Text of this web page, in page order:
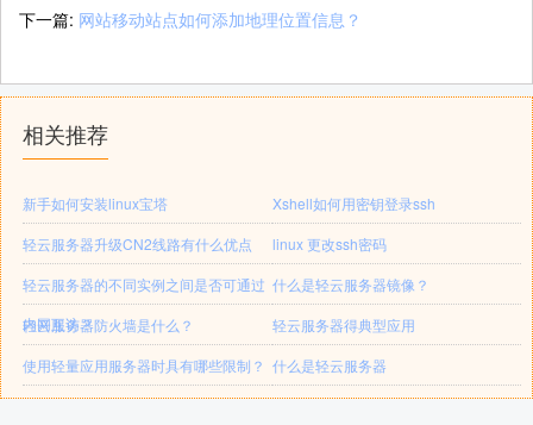
下一篇: 网站移动站点如何添加地理位置信息？
相关推荐
新手如何安装linux宝塔
Xshell如何用密钥登录ssh
轻云服务器升级CN2线路有什么优点
linux 更改ssh密码
轻云服务器的不同实例之间是否可通过
内网互访？
什么是轻云服务器镜像？
轻云服务器防火墙是什么？
轻云服务器得典型应用
使用轻量应用服务器时具有哪些限制？ 什么是轻云服务器